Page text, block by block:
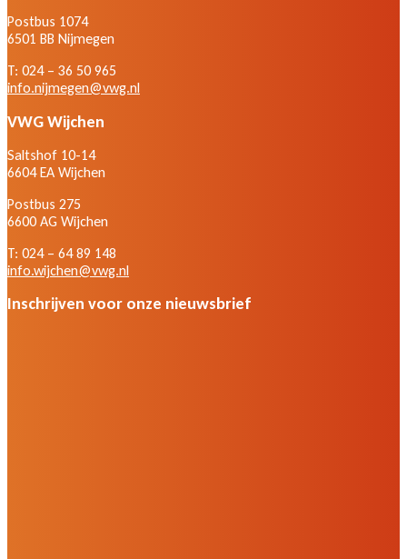
Postbus 1074
6501 BB Nijmegen
T: 024 – 36 50 965
info.nijmegen@vwg.nl
VWG Wijchen
Saltshof 10-14
6604 EA Wijchen
Postbus 275
6600 AG Wijchen
T: 024 – 64 89 148
info.wijchen@vwg.nl
Inschrijven voor onze nieuwsbrief